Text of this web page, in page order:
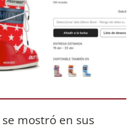
se mostró en sus